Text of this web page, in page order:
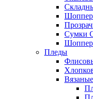
Сумки
Пледы